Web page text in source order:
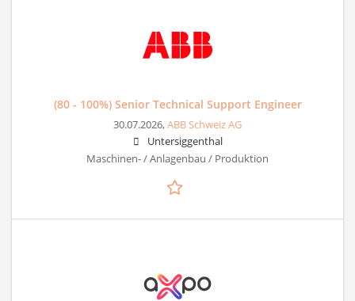
(80 - 100%) Senior Technical Support Engineer
30.07.2026,ABB Schweiz AG
Untersiggenthal
Maschinen- / Anlagenbau / Produktion